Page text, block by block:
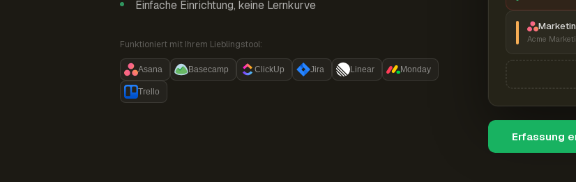
Einfache Einrichtung, keine Lernkurve
Funktioniert mit Ihrem Lieblingstool:
Asana Basecamp ClickUp Jira Linear Monday
Trello
Acme
Erfassung